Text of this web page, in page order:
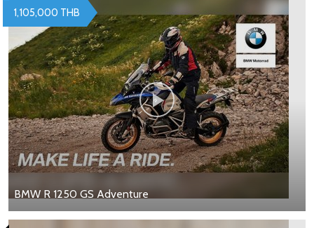
BMW R 1250 GS Adventure
1,105,000 THB